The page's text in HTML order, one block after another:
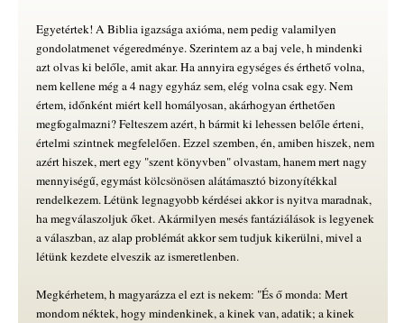
Egyetértek! A Biblia igazsága axióma, nem pedig valamilyen
gondolatmenet végeredménye. Szerintem az a baj vele, h mindenki
azt olvas ki belőle, amit akar. Ha annyira egységes és érthető volna,
nem kellene még a 4 nagy egyház sem, elég volna csak egy. Nem
értem, időnként miért kell homályosan, akárhogyan érthetően
megfogalmazni? Felteszem azért, h bármit ki lehessen belőle érteni,
értelmi szintnek megfelelően. Ezzel szemben, én, amiben hiszek, nem
azért hiszek, mert egy "szent könyvben" olvastam, hanem mert nagy
mennyiségű, egymást kölcsönösen alátámasztó bizonyítékkal
rendelkezem. Létünk legnagyobb kérdései akkor is nyitva maradnak,
ha megválaszoljuk őket. Akármilyen mesés fantáziálások is legyenek
a válaszban, az alap problémát akkor sem tudjuk kikerülni, mivel a
létünk kezdete elveszik az ismeretlenben.
Megkérhetem, h magyarázza el ezt is nekem: "És ő monda: Mert
mondom néktek, hogy mindenkinek, a kinek van, adatik; a kinek